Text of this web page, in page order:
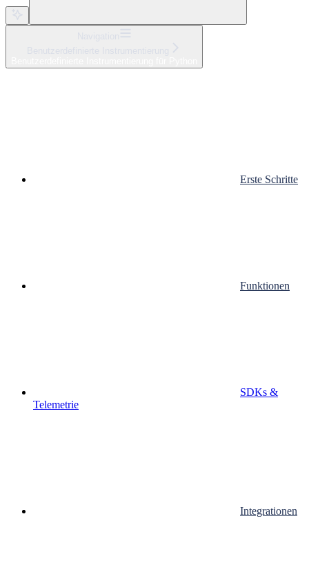
Erste Schritte
Funktionen
SDKs &
Telemetrie
Integrationen